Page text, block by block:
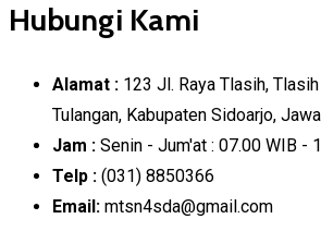
Hubungi Kami
Alamat : 123 Jl. Raya Tlasih,
Tulangan, Kabupaten Sidoarjo,
Jam : Senin - Jum'at : 07.00 WIB -
Telp : (031) 8850366
Email: mtsn4sda@gmail.com